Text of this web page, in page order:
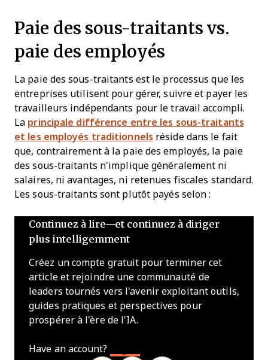
Paie des sous-traitants vs.
paie des employés
La paie des sous-traitants est le processus que les
entreprises utilisent pour gérer, suivre et payer les
travailleurs indépendants pour le travail accompli.
La principale différence entre les sous-traitants
et les employés traditionnels réside dans le fait
que, contrairement à la paie des employés, la paie
des sous-traitants n'implique généralement ni
salaires, ni avantages, ni retenues fiscales standard.
Les sous-traitants sont plutôt payés selon :
Continuez à lire—et continuez à diriger
plus intelligemment
Créez un compte gratuit pour terminer cet
article et rejoindre une communauté de
leaders tournés vers l'avenir exploitant outils,
guides pratiques et perspectives pour
prospérer à l'ère de l'IA.
Have an account?